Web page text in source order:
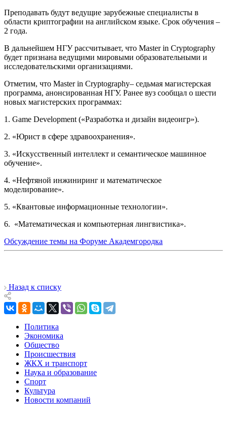
Преподавать будут ведущие зарубежные специалисты в
области криптографии на английском языке. Срок обучения –
2 года.
В дальнейшем НГУ рассчитывает, что Master in Cryptography
будет признана ведущими мировыми образовательными и
исследовательскими организациями.
Отметим, что Master in Cryptography– седьмая магистерская
программа, анонсированная НГУ. Ранее вуз сообщал о шести
новых магистерских программах:
1. Game Development («Разработка и дизайн видеоигр»).
2. «Юрист в сфере здравоохранения».
3. «Искусственный интеллект и семантическое машинное
обучение».
4. «Нефтяной инжиниринг и математическое
моделирование».
5. «Квантовые информационные технологии».
6. «Математическая и компьютерная лингвистика».
Обсуждение темы на Форуме Академгородка
Назад к списку
Политика
Экономика
Общество
Происшествия
ЖКХ и транспорт
Наука и образование
Спорт
Культура
Новости компаний